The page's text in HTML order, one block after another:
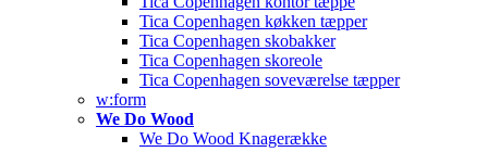
Tica Copenhagen køkken tæpper
Tica Copenhagen skobakker
Tica Copenhagen skoreole
Tica Copenhagen soveværelse tæpper
w:form
We Do Wood
We Do Wood Knagerække